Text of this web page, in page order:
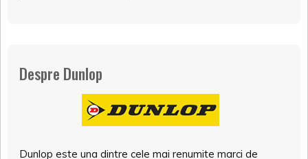
Despre Dunlop
Dunlop este una dintre cele mai renumite marci de